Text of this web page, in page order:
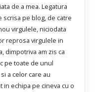
de a mea. Legatura
scrisa pe blog, de catre
virgulele, niciodata
reprosa virgulele in
dimpotriva am zis ca
pe toate de unul
a celor care au
in echipa pe cineva cu o